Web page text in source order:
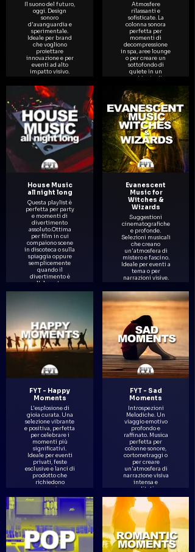
Il suono del futuro,
oggi. Design
sonoro
d'avanguardia e
sperimentale.
Ideale per brand
che vogliono
proiettare
innovazione e per
eventi ad alto
impatto visivo.
Atmosfere
rilassanti e
sofisticate. La
colonna sonora
perfetta per
momenti di
decompressione
in spa, aree lounge
o per creare un
sottofondo di
quiete in un
ambiente di
House Music
all night long
Questa playlist è
perfetta per party
e momenti di
divertimento
assoluto.Ottima
per film in cui
compaiono scene
in discoteca o sulla
spiaggia oppure
semplicemente
quando il
divertimento è
l'elemnto
essenziale
Evanescent
Music for
Witches &
Wizards
Suggestioni
cinematografiche
e profonde.
Selezioni musicali
che creano
un'atmosfera di
mistero e fascino.
Ideale per eventi a
tema o per
narrazioni visive.
FYT - Happy
Moments
L'esplosione di
gioia curata. Una
selezione vibrante
e positiva, perfetta
per celebrare i
momenti più
significativi.
Ideale per eventi
privati, feste
esclusive e lanci di
prodotto che
richiedono
energia
contagiosa.
FYT - Sad
Moments
Introspezioni
Melodiche. Un
viaggio emotivo
profondo e
raffinato. Musica
perfetta per
colonne sonore,
cortometraggi o
per creare
un'atmosfera di
narrazione visiva
intensa e
meditativa.